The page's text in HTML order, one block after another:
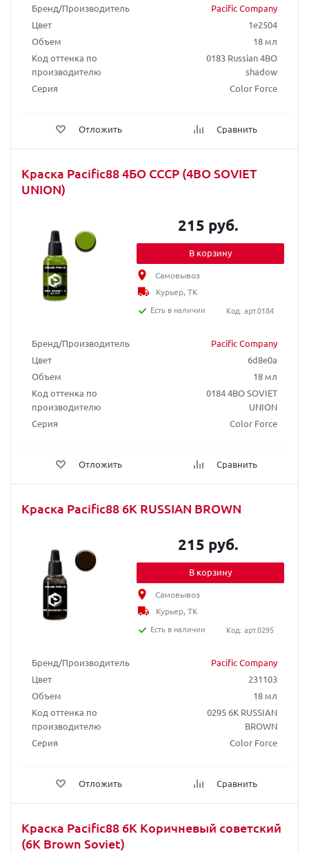
Бренд/Производитель
Pacific Company
Цвет
1e2504
Объем
18 мл
Код оттенка по
производителю
0183 Russian 4BO
shadow
Серия
Color Force
Отложить Сравнить
Краска Pacific88 4БО СССР (4BO SOVIET
UNION)
Бренд/Производитель
Pacific Company
Цвет
6d8e0a
Объем
18 мл
Код оттенка по
производителю
0184 4BO SOVIET
UNION
Серия
Color Force
Отложить Сравнить
215 руб.
В корзину
Самовывоз
Курьер, ТК
Есть в наличии
Код: арт.0184
Краска Pacific88 6K RUSSIAN BROWN
Бренд/Производитель
Pacific Company
Цвет
231103
Объем
18 мл
Код оттенка по
производителю
0295 6K RUSSIAN
BROWN
Серия
Color Force
Отложить Сравнить
215 руб.
В корзину
Самовывоз
Курьер, ТК
Есть в наличии
Код: арт.0295
Краска Pacific88 6К Коричневый советский
(6K Brown Soviet)